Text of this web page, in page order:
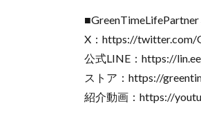
■GreenTimeLifePartner
X：https://twitter.com/
公式LINE：https://
ストア：https://
紹介動画：https://